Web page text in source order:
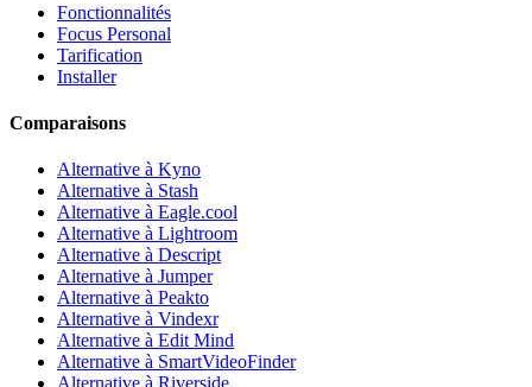
Fonctionnalités
Focus Personal
Tarification
Installer
Comparaisons
Alternative à Kyno
Alternative à Stash
Alternative à Eagle.cool
Alternative à Lightroom
Alternative à Descript
Alternative à Jumper
Alternative à Peakto
Alternative à Vindexr
Alternative à Edit Mind
Alternative à SmartVideoFinder